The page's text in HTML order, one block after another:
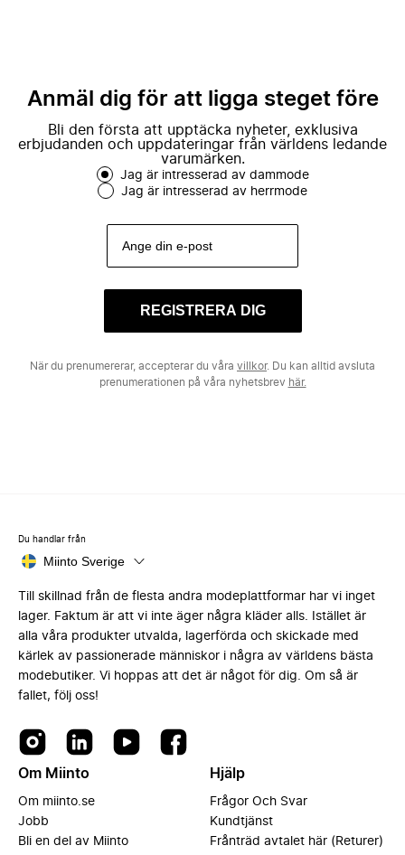
Anmäl dig för att ligga steget före
Bli den första att upptäcka nyheter, exklusiva
erbjudanden och uppdateringar från världens ledande
varumärken.
Jag är intresserad av dammode
Jag är intresserad av herrmode
REGISTRERA DIG
När du prenumererar, accepterar du våra villkor. Du kan alltid avsluta
prenumerationen på våra nyhetsbrev här.
Du handlar från
Miinto Sverige
Till skillnad från de flesta andra modeplattformar har vi inget
lager. Faktum är att vi inte äger några kläder alls. Istället är
alla våra produkter utvalda, lagerförda och skickade med
kärlek av passionerade människor i några av världens bästa
modebutiker. Vi hoppas att det är något för dig. Om så är
fallet, följ oss!
Om Miinto
Om miinto.se
Jobb
Bli en del av Miinto
Hjälp
Frågor Och Svar
Kundtjänst
Frånträd avtalet här (Returer)